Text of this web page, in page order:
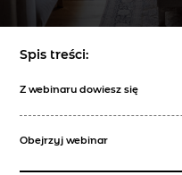
Spis treści:
Z webinaru dowiesz się
Obejrzyj webinar